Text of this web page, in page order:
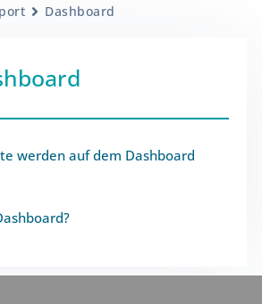
Dashboard
werden auf dem Dashboard